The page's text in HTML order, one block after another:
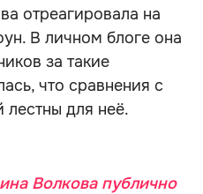
отреагировала на
В личном блоге она
за такие
что сравнения с
лестны для неё.
Волкова публично